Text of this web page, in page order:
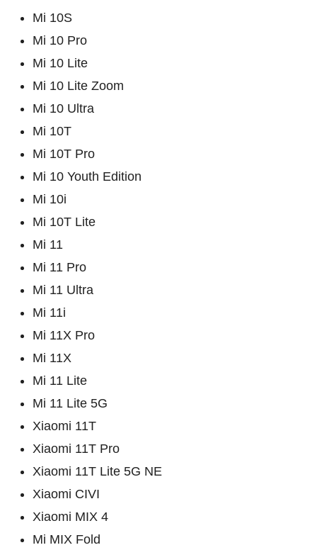
Mi 10S
Mi 10 Pro
Mi 10 Lite
Mi 10 Lite Zoom
Mi 10 Ultra
Mi 10T
Mi 10T Pro
Mi 10 Youth Edition
Mi 10i
Mi 10T Lite
Mi 11
Mi 11 Pro
Mi 11 Ultra
Mi 11i
Mi 11X Pro
Mi 11X
Mi 11 Lite
Mi 11 Lite 5G
Xiaomi 11T
Xiaomi 11T Pro
Xiaomi 11T Lite 5G NE
Xiaomi CIVI
Xiaomi MIX 4
Mi MIX Fold